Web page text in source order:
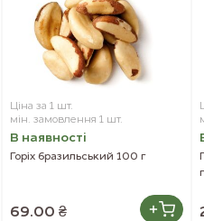
Ціна за 1 шт.
мін. замовлення 1 шт.
В наявностi
Горіх бразильський 100 г
69.00 ₴
г